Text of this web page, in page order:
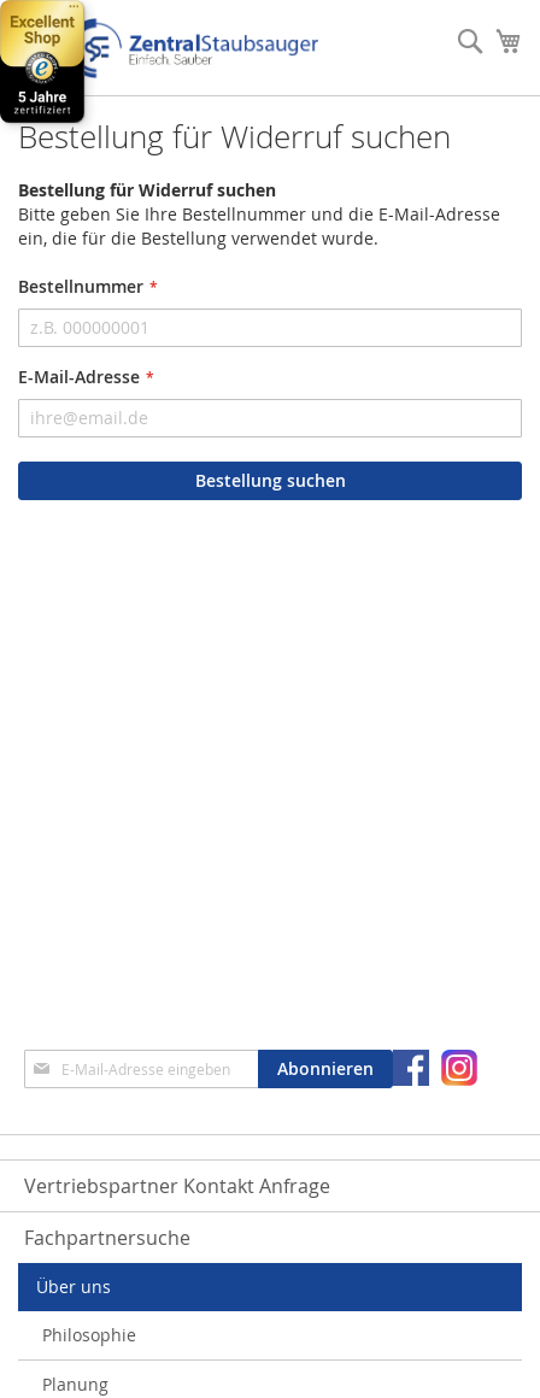
Direkt
zum
Inhalt
Bestellung für Widerruf suchen
Bestellung für Widerruf suchen
Bitte geben Sie Ihre Bestellnummer und die E-Mail-Adresse
ein, die für die Bestellung verwendet wurde.
Bestellnummer
E-Mail-Adresse
Bestellung suchen
Anmeldung
zum
Abonnieren
Vertriebspartner Kontakt Anfrage
Fachpartnersuche
Über uns
Philosophie
Planung